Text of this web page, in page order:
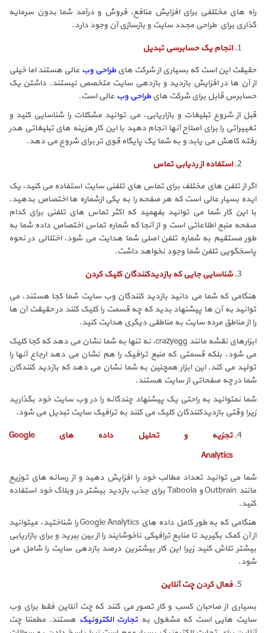
راه های مختلفی برای افزایش منافع، فروش و درآمد شما بدون سرمایه
گذاری برای طراحی مجدد سایت و بازسازی آن وجود دارد.
انجام یک حسابرسی تبدیل
حقیقت این است که بسیاری از شرکت هایطراحی وب عالی هستند اما خیلی
از آن ها در افزایش بازدید و بازدهی سایت متخصص نیستند. داشتن یک
حسابرس قابل برای شرکت هایطراحی وب عالی است.
قبل از شروع تبلیغات و بازاریابی، می توانید مشکلات را شناسایی کنید و
تغییراتی را برای اصلاح آنها انجام دهید با این کار هزینه های تبلیغاتی هدر
رفته کاهش می یابد و به شما یک پایگاه قوی تر برای شروع می دهد.
استفاده از ردیابی تماس
اگر از تلفن های مختلف برای تماس های تلفنی سایت استفاده می کنید، یک
ایده بسیار عالی است که هر صفحه را به یکی ازشماره ها اختصاص بدهید.
با این کار شما می توانید بفهمید که اکثر تماس های تلفنی برای کدام
صفحه منبع اطلاعاتی است و از آنجا که شماره تماس اختصاص داده شما به
طور مستقیم به شماره تلفن اصلی شما هدایت می شود، اختلالی در نحوه
پاسخگویی تلفن شما وجود نخواهد داشت.
شناسایی جایی که بازدیدکنندگان کلیک کردن
هنگامی که شما می دانید بازدید کنندگان وب سایت شما کجا هستند، می
توانید به آن ها پیشنهاد بدید که چه قسمت را کلیک کنند در حقیقت آن ها
را از مناطق مرده سایت به مناطقی دیگری هدایت کنید.
ابزارهای نقشه مانند crazyegg، نه تنها به شما نشان می دهد که کجا کلیک
می شود، بلکه قسمتی که منبع ترافیک را هم نشان می دهد ارجاع آنها را
تولید می کند. این ابزار همچنین به شما نشان می دهد که بازدید کنندگان
شما در چه صفحاتی از سایت هستند.
شما نمتوانید به راحتی یک پیشنهاد چندگانه را در وب سایت خود بگذارید
زیرا وقتی بازدیدکنندگان کلیک می کنند به ترافیک سایت تبدیل می شود.
تجزیه و تحلیل داده های Google
Analytics
شما می توانید تعداد مطالب خود را افزایش دهید و از رسانه های توزیع
مانند Outbrain و Taboola برای جذب بازدید بیشتر در وبلاگ خود استفاده
کنید.
هنگامی که به طور کامل داده های Google Analytics را شناختید، میتوانید
از آن کمک بگیرید تا منابع ترافیکی ناخوشایند را از بین ببرید و برای بازاریابی
بیشتر تلاش کنید زیرا این کار بیشترین درصد بازدهی سایت را شامل می
شود.
فعال کردن چت آنلاین
بسیاری از صاحبان کسب و کار تصور می کنند که چت آنلاین فقط برای وب
سایت هایی است که مشغول به تجارت الکترونیک هستند. مطمئنا چت